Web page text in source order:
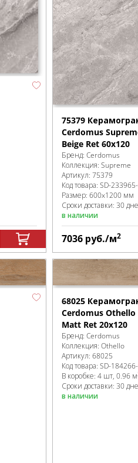
75379
Cerdomus
Beige Ret 60x120
Бренд:Cerdomus
Коллекция:Supreme
Артикул:75379
Код товара:SD-233965
Размер:600x1200 мм
Сроки доставки: 30
в наличии
7036 руб./м2
68025
Cerdomus Othello
Matt Ret 20x120
Бренд:Cerdomus
Коллекция:Othello
Артикул:68025
Код товара:SD-184266
В коробке:4 шт, 0.96 м
Сроки доставки: 30
в наличии